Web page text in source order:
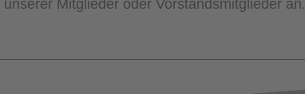
Mitglieder oder Vorstandsmitglieder an.